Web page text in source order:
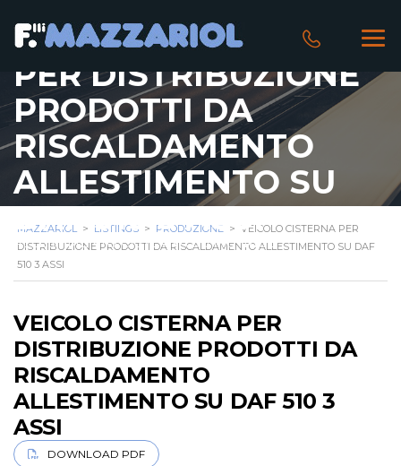
VEICOLO CISTERNA
PER DISTRIBUZIONE
PRODOTTI DA
RISCALDAMENTO
ALLESTIMENTO SU
DAF 510 3 ASSI
ALLESTIMENTO CISTERNA SU MOTRICE
MAZZARIOL > LISTINGS > PRODUZIONE >
VEICOLO CISTERNA PER
DISTRIBUZIONE PRODOTTI DA RISCALDAMENTO ALLESTIMENTO SU DAF
510 3 ASSI
VEICOLO CISTERNA PER
DISTRIBUZIONE PRODOTTI DA
RISCALDAMENTO
ALLESTIMENTO SU DAF 510 3
ASSI
DOWNLOAD PDF